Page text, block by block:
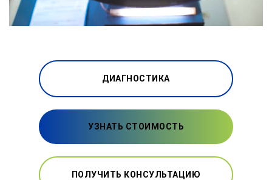
ДИАГНОСТИКА
УЗНАТЬ СТОИМОСТЬ
ПОЛУЧИТЬ КОНСУЛЬТАЦИЮ